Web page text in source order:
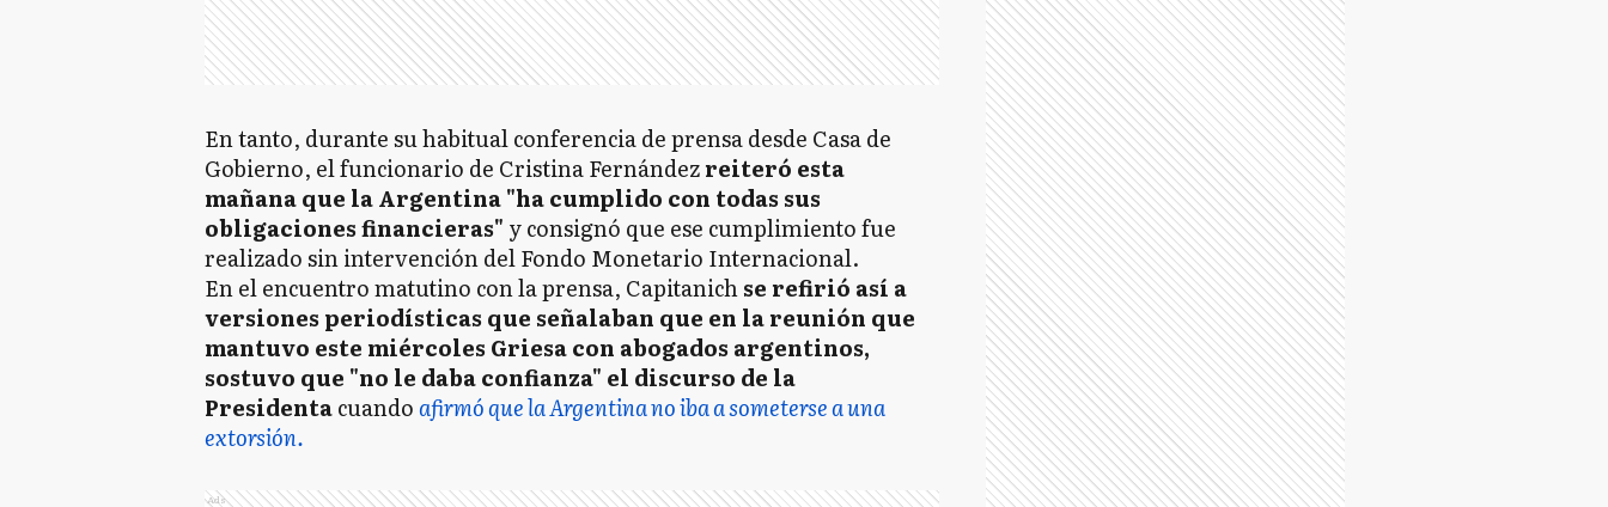
En tanto, durante su habitual conferencia de prensa desde Casa de
Gobierno, el funcionario de Cristina Fernándezreiteró esta
mañana que la Argentina "ha cumplido con todas sus
obligaciones financieras" y consignó que ese cumplimiento fue
realizado sin intervención del Fondo Monetario Internacional.
En el encuentro matutino con la prensa, Capitanichse refirió así a
versiones periodísticas que señalaban que en la reunión que
mantuvo este miércoles Griesa con abogados argentinos,
sostuvo que "no le daba confianza" el discurso de la
Presidentacuandoafirmó que la Argentina no iba a someterse a una
extorsión.
Ads